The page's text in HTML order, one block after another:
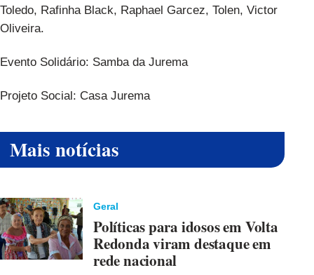
Toledo, Rafinha Black, Raphael Garcez, Tolen, Victor
Oliveira.
Evento Solidário: Samba da Jurema
Projeto Social: Casa Jurema
Mais notícias
Geral
Políticas para idosos em Volta
Redonda viram destaque em
rede nacional